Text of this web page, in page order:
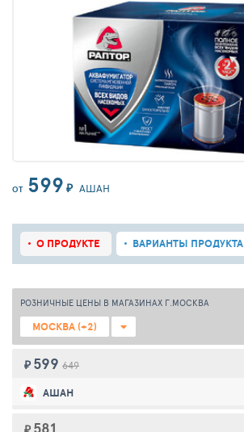
ОТ 599 ₽ АШАН
О ПРОДУКТЕ ВАРИАНТЫ ПРОДУКТА
РОЗНИЧНЫЕ ЦЕНЫ В МАГАЗИНАХ Г.МОСКВА
МОСКВА (+2)
₽ 599 649
АШАН